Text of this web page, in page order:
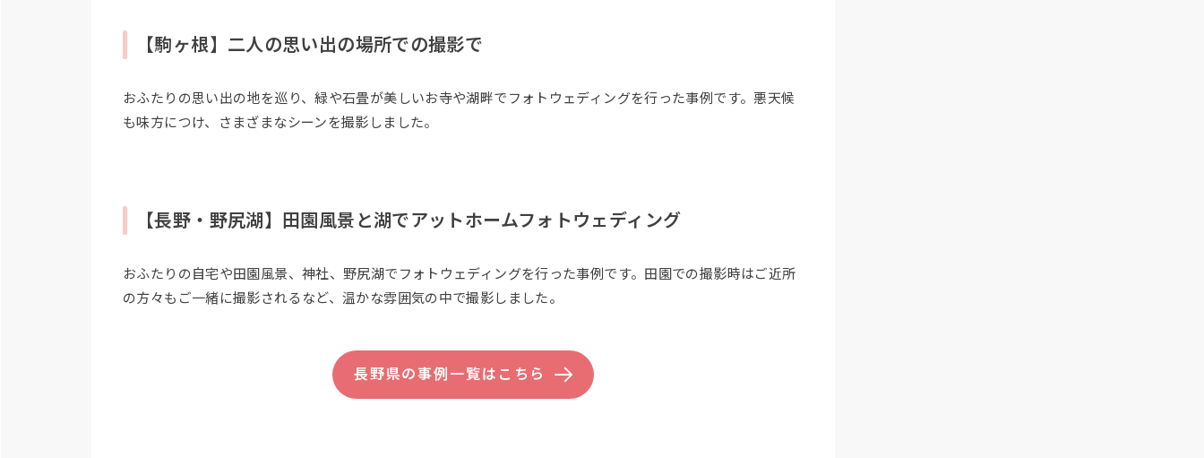
【駒ヶ根】二人の思い出の場所での撮影で
おふたりの思い出の地を巡り、緑や石畳が美しいお寺や湖畔でフォトウェディングを行った事例です。悪天候
も味方につけ、さまざまなシーンを撮影しました。
【長野・野尻湖】田園風景と湖でアットホームフォトウェディング
おふたりの自宅や田園風景、神社、野尻湖でフォトウェディングを行った事例です。田園での撮影時はご近所
の方々もご一緒に撮影されるなど、温かな雰囲気の中で撮影しました。
長野県の事例一覧はこちら